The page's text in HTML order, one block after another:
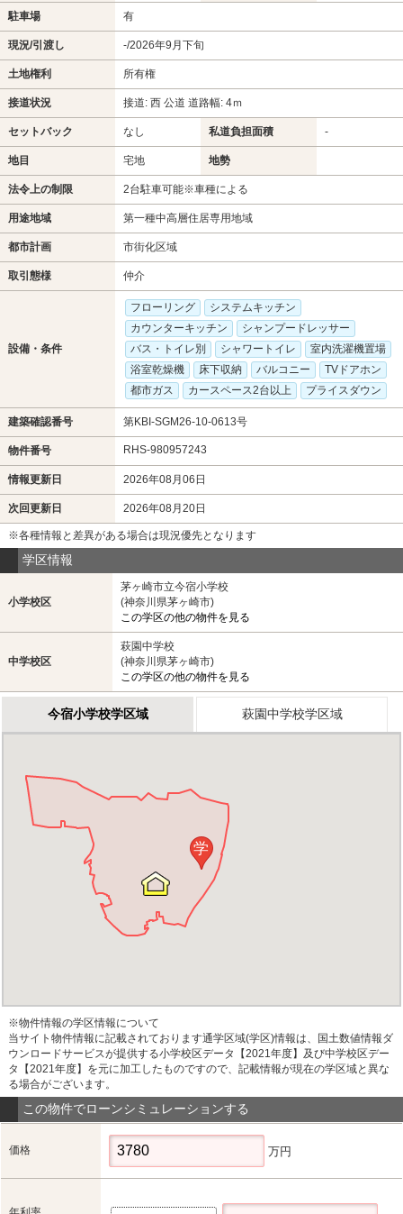
駐車場 有
現況/引渡し -/2026年9月下旬
土地権利 所有権
接道状況 接道: 西 公道 道路幅: 4ｍ
セットバック なし 私道負担面積 -
地目 宅地 地勢
法令上の制限 2台駐車可能※車種による
用途地域 第一種中高層住居専用地域
都市計画 市街化区域
取引態様 仲介
設備・条件
フローリング
システムキッチン
カウンターキッチン
シャンプードレッサー
バス・トイレ別
シャワートイレ
室内洗濯機置場
浴室乾燥機
床下収納 バルコニー
TVドアホン
都市ガス
カースペース2台以上 プライスダウン
建築確認番号 第KBI-SGM26-10-0613号
物件番号 RHS-980957243
情報更新日 2026年08月06日
次回更新日 2026年08月20日
※各種情報と差異がある場合は現況優先となります
学区情報
小学校区
茅ヶ崎市立今宿小学校
(神奈川県茅ヶ崎市)
この学区の他の物件を見る
中学校区
萩園中学校
(神奈川県茅ヶ崎市)
この学区の他の物件を見る
今宿小学校学区域 萩園中学校学区域
学
※物件情報の学区情報について
当サイト物件情報に記載されております通学区域(学区)情報は、国土数値情報ダ
ウンロードサービスが提供する小学校区データ【2021年度】及び中学校区デー
タ【2021年度】を元に加工したものですので、記載情報が現在の学区域と異な
る場合がございます。
この物件でローンシミュレーションする
価格 万円